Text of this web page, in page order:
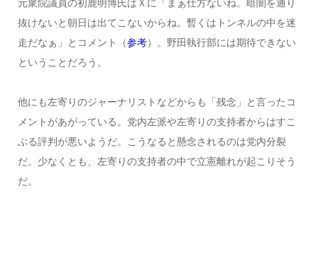
元衆院議員の初鹿明博氏はＸに「まぁ仕方ないね。暗闇を通り
抜けないと朝日は出てこないからね。暫くはトンネルの中を迷
走だなぁ」とコメント（参考）。野田執行部には期待できない
ということだろう。
他にも左寄りのジャーナリストなどからも「残念」と言ったコ
メントがあがっている。党内左派や左寄りの支持者からはすこ
ぶる評判が悪いようだ。こうなると懸念されるのは党内分裂
だ。少なくとも、左寄りの支持者の中で立憲離れが起こりそう
だ。